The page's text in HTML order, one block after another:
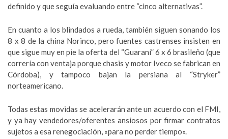
definido y que seguía evaluando entre “cinco alternativas”.
En cuanto a los blindados a rueda, también siguen sonando los
8 x 8 de la china Norinco, pero fuentes castrenses insisten en
que sigue muy en pie la oferta del “Guaraní” 6 x 6 brasileño (que
correría con ventaja porque chasis y motor Iveco se fabrican en
Córdoba), y tampoco bajan la persiana al “Stryker”
norteamericano.
Todas estas movidas se acelerarán ante un acuerdo con el FMI,
y ya hay vendedores/oferentes ansiosos por firmar contratos
sujetos a esa renegociación, «para no perder tiempo».